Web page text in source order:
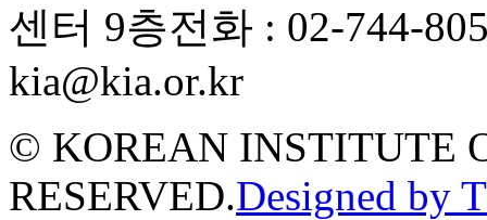
센터 9층전화 : 02-744-
kia@kia.or.kr
© KOREAN INSTITUTE
RESERVED.Designed by